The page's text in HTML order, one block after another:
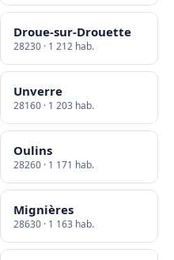
Droue-sur-Drouette
28230 · 1 212 hab.
Unverre
28160 · 1 203 hab.
Oulins
28260 · 1 171 hab.
Mignières
28630 · 1 163 hab.